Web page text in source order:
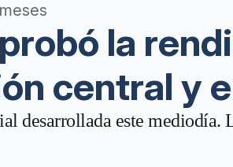
la
central y
desarrollada este